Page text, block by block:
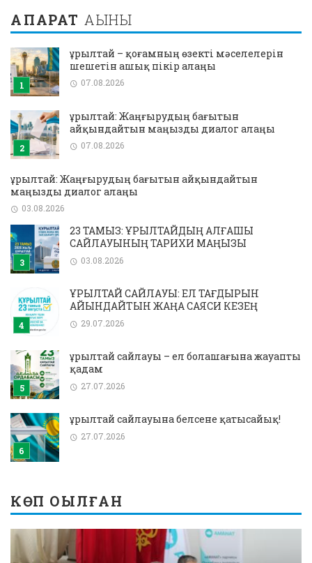
АҚПАРАТ АҒЫНЫ
Құрылтай – қоғамның өзекті мәселелерін
шешетін ашық пікір алаңы
07.08.2026
Құрылтай: Жаңғырудың бағытын
айқындайтын маңызды диалог алаңы
07.08.2026
Құрылтай: Жаңғырудың бағытын айқындайтын
маңызды диалог алаңы
03.08.2026
23 ТАМЫЗ: ҚҰРЫЛТАЙДЫҢ АЛҒАШҚЫ
САЙЛАУЫНЫҢ ТАРИХИ МАҢЫЗЫ
03.08.2026
ҚҰРЫЛТАЙ САЙЛАУЫ: ЕЛ ТАҒДЫРЫН
АЙҚЫНДАЙТЫН ЖАҢА САЯСИ КЕЗЕҢ
29.07.2026
Құрылтай сайлауы – ел болашағына жауапты
қадам
27.07.2026
Құрылтай сайлауына белсене қатысайық!
27.07.2026
КӨП ОҚЫЛҒАН